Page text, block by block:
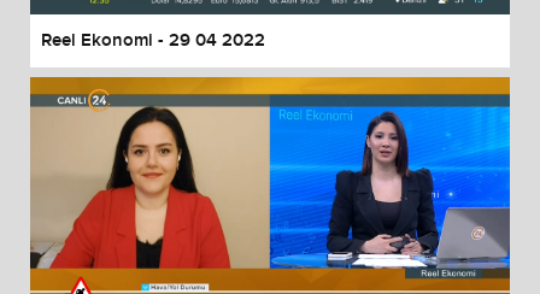
Reel Ekonomi - 29 04 2022